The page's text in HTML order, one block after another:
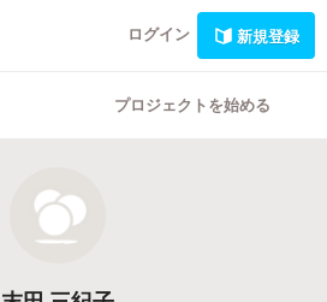
ログイン 新規登録
プロジェクトを始める